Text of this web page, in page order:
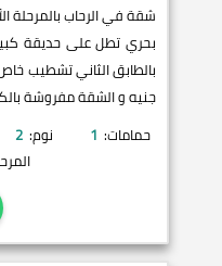
شقة في الرحاب بالمرحلة
جنيه و الشقة مفروشة بالكامل
حمامات: 1 نوم: 2